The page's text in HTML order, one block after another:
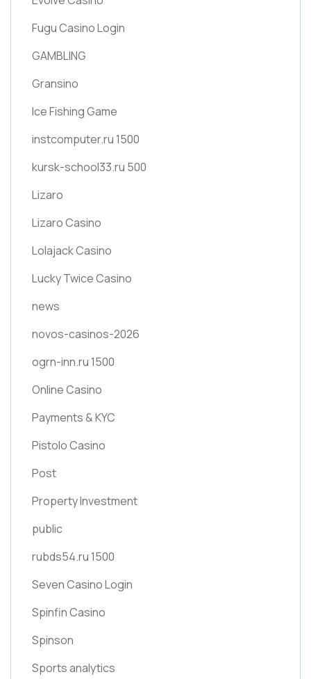
Fugu Casino Login
GAMBLING
Gransino
Ice Fishing Game
instcomputer.ru 1500
kursk-school33.ru 500
Lizaro
Lizaro Casino
Lolajack Casino
Lucky Twice Casino
news
novos-casinos-2026
ogrn-inn.ru 1500
Online Casino
Payments & KYC
Pistolo Casino
Post
Property Investment
public
rubds54.ru 1500
Seven Casino Login
Spinfin Casino
Spinson
Sports analytics